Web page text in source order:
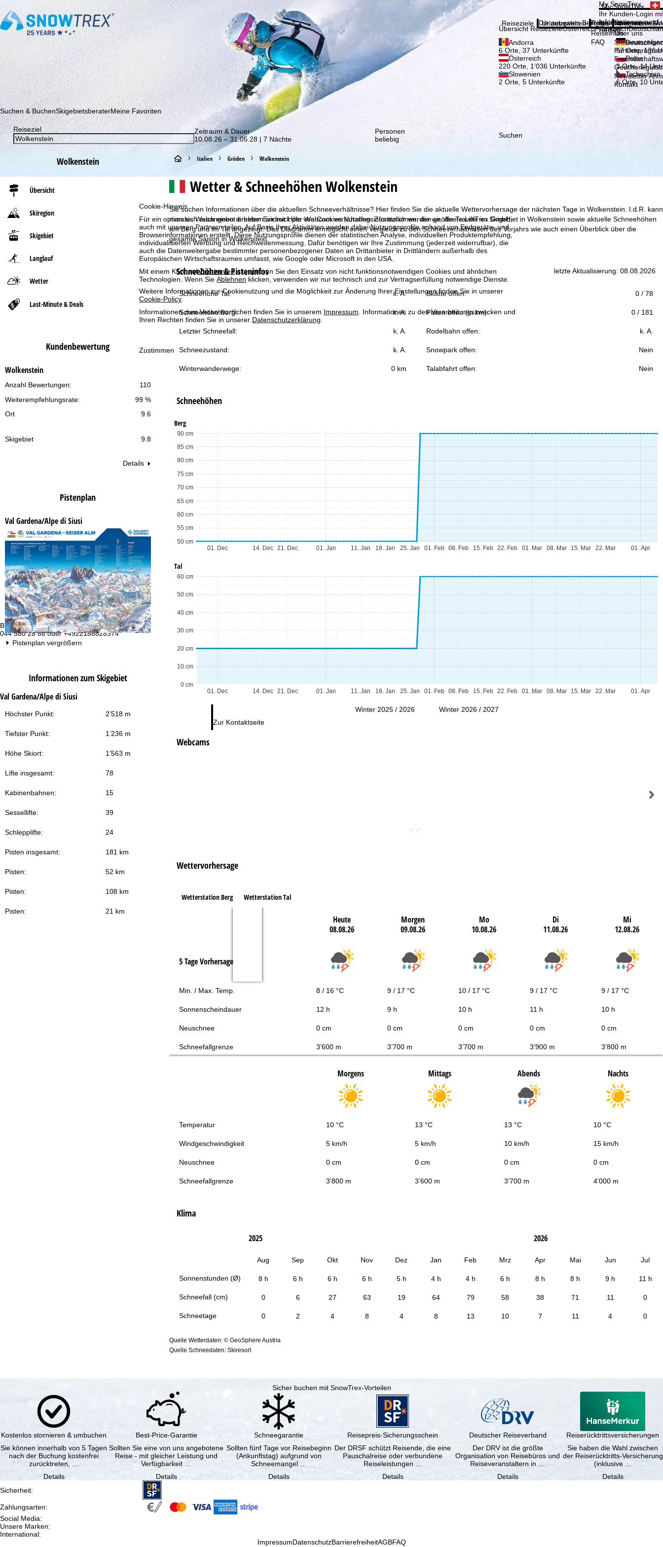
Cookie-Hinweis
Für ein optimales Webangebot erheben wir mit Hilfe von Cookies Nutzungsinformationen, die wir, die TravelTrex GmbH,
auch mit unseren Partnern teilen. Auf Basis Ihrer Aktivitäten werden dabei Nutzungsprofile anhand von Endgeräte- und
Browserinformationen erstellt. Diese Nutzungsprofile dienen der statistischen Analyse, individuellen Produktempfehlung,
individualisierten Werbung und Reichweitenmessung. Dafür benötigen wir Ihre Zustimmung (jederzeit widerrufbar), die
auch die Datenweitergabe bestimmter personenbezogener Daten an Drittanbieter in Drittländern außerhalb des
Europäischen Wirtschaftsraumes umfasst, wie Google oder Microsoft in den USA.
Mit einem Klick aufZustimmenakzeptieren Sie den Einsatz von nicht funktionsnotwendigen Cookies und ähnlichen
Technologien. Wenn Sie Ablehnen klicken, verwenden wir nur technisch und zur Vertragserfüllung notwendige Dienste.
Weitere Informationen zur Cookienutzung und die Möglichkeit zur Änderung Ihrer Einstellungen finden Sie in unserer
Cookie-Policy
Informationen zum Verantwortlichen finden Sie in unserem Impressum . Informationen zu den Verarbeitungszwecken und
Ihren Rechten finden Sie in unserer Datenschutzerklärung
Zustimmen
Beratung
044 580 28 88 oder +4922188828374
Mo-Do:
09:00-17:00 Uhr
Sa-So:
geschlossen
Zur Kontaktseite
Beratung
Abonnieren Sie unseren Newsletter und erfahren Sie als Erster von unseren Rabatt-Aktionen!
My SnowTrex
My SnowTrex
Ihr Kunden-Login
Informationen rund
Reisen.
Reiseziele
Übersicht ReisezieleÖsterreichFrankreich
Andorra
6 Orte, 37 Unterkünfte
57 Orte, 136
Österreich
220 Orte, 1’036 Unterkünfte
Polen
3 Orte, 14
Slowenien
2 Orte, 5 Unterkünfte
Tschechien
6 Orte, 10
Urlaubswelten
Die neuesten Beiträge aus unserem
Infos
Reiseinfos
Reiseinfos
FAQ
Unternehmen
Über uns
Über uns
Newsletter
Kontakt
Suchen & BuchenSkigebietsberaterMeine Favoriten
Reiseziel
Zeitraum & Dauer
10.08.26 – 31.05.28 | 7 Nächte
Personen
beliebig
Suchen
Wolkenstein
Übersicht
Skiregion
Skigebiet
Langlauf
Wetter
Last-Minute & Deals
Kundenbewertung
Wolkenstein
110
Anzahl Bewertungen:
99 %
Weiterempfehlungsrate:
Ort
9.6
Skigebiet 9.8
Details
Pistenplan
Val Gardena/Alpe di Siusi
Pistenplan vergrößern
Informationen zum Skigebiet
Val Gardena/Alpe di Siusi
Höchster Punkt: 2’518 m
Tiefster Punkt: 1’236 m
Höhe Skiort: 1’563 m
Lifte insgesamt: 78
Kabinenbahnen: 15
Sessellifte: 39
Schlepplifte: 24
Pisten insgesamt: 181 km
Pisten: 52 km
Pisten: 108 km
Pisten: 21 km
S
t
r
t
s
e
i
t
Italien Gröden Wolkenstein
Wetter & Schneehöhen Wolkenstein
Sie suchen Informationen über die aktuellen Schneeverhältnisse? Hier finden Sie die aktuelle Wettervorhersage der nächsten Tage in Wolkenstein. I.d.R. kann
man sich auch einen direkten Eindruck per Webcam verschaffen. Zusätzlich werden geöffnete Lifte im Skigebiet in Wolkenstein sowie aktuelle Schneehöhen
am Berg und im Tal angezeigt. Das Diagramm ermöglicht einen Vergleich zu den Schneeverhältnissen des Vorjahrs wie auch einen Überblick über die
gesamte Saison in Wolkenstein.
Schneehöhen & Pisteninfos letzte Aktualisierung: 08.08.2026
Schneehöhe Tal: k. A. Skilifte offen: 0 / 78
Schneehöhe Berg: k. A. Pisten offen (in km): 0 / 181
Letzter Schneefall: k. A. Rodelbahn offen: k. A.
Schneezustand: k. A. Snowpark offen: Nein
Winterwanderwege: 0 km Talabfahrt offen: Nein
Schneehöhen
Berg
01. Dec 01. Jan 01. Feb 01. Mar 01. Apr
14. Dec 21. Dec 11. Jan 18. Jan 25. Jan 08. Feb 15. Feb 22. Feb 08. Mar 15. Mar 22. Mar
50 cm
55 cm
60 cm
65 cm
70 cm
75 cm
80 cm
85 cm
90 cm
Tal
01. Dec 01. Jan 01. Feb 01. Mar 01. Apr
14. Dec 21. Dec 11. Jan 18. Jan 25. Jan 08. Feb 15. Feb 22. Feb 08. Mar 15. Mar 22. Mar
0 cm
10 cm
20 cm
30 cm
40 cm
50 cm
60 cm
Winter 2025 / 2026 Winter 2026 / 2027
Webcams
Wettervorhersage
Wetterstation Berg Wetterstation Tal
Heute
08.08.26
Morgen
09.08.26
Mo
10.08.26
Di
11.08.26
Mi
12.08.26
5 Tage Vorhersage
Min. / Max. Temp. 8 / 16 °C 9 / 17 °C 10 / 17 °C 9 / 17 °C 9 / 17 °C
Sonnenscheindauer 12 h 9 h 10 h 11 h 10 h
Neuschnee 0 cm 0 cm 0 cm 0 cm 0 cm
Schneefallgrenze 3’600 m 3’700 m 3’700 m 3’900 m 3’800 m
Morgens Mittags Abends Nachts
Temperatur 10 °C 13 °C 13 °C 10 °C
Windgeschwindigkeit 5 km/h 5 km/h 10 km/h 15 km/h
Neuschnee 0 cm 0 cm 0 cm 0 cm
Schneefallgrenze 3’800 m 3’600 m 3’700 m 4’000 m
Klima
Sonnenstunden (Ø)
Schneefall (cm)
Schneetage
2025 2026
Aug Sep Okt Nov Dez Jan Feb Mrz Apr Mai Jun Jul
8 h 6 h 6 h 6 h 5 h 4 h 4 h 6 h 8 h 8 h 9 h 11 h
0 6 27 63 19 64 79 58 38 71 11 0
0 2 4 8 4 8 13 10 7 11 4 0
Quelle Wetterdaten: © GeoSphere Austria
Quelle Schneedaten: Skiresort
Sicher buchen mit SnowTrex-Vorteilen
Kostenlos stornieren & umbuchen
Sie können innerhalb von 5 Tagen
nach der Buchung kostenfrei
zurücktreten, …
Details
Best-Price-Garantie
Sollten Sie eine von uns angebotene
Reise - mit gleicher Leistung und
Verfügbarkeit …
Details
Schneegarantie
Sollten fünf Tage vor Reisebeginn
(Ankunftstag) aufgrund von
Schneemangel …
Details
Reisepreis-Sicherungsschein
Der DRSF schützt Reisende, die eine
Pauschalreise oder verbundene
Reiseleistungen …
Details
Deutscher Reiseverband
Der DRV ist die größte
Organisation von Reisebüros und
Reiseveranstaltern in …
Details
Reiserücktrittsversicherungen
Sie haben die Wahl zwischen
der Reiserücktritts-Versicherung
(inklusive …
Details
Sicherheit:
Zahlungsarten:
Social Media:
Unsere Marken:
International:
ImpressumDatenschutzBarrierefreiheitAGBFAQ